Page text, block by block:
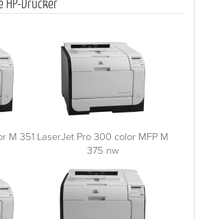
M 351 LaserJet Pro 300 color MFP M
375 nw